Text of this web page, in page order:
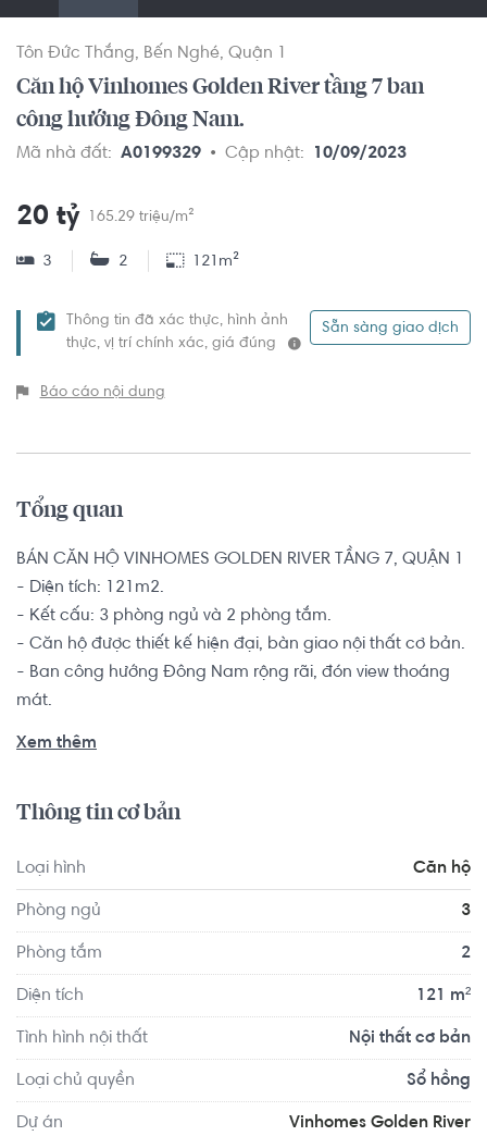
Tôn Đức Thắng Bến Nghé Quận 1
Căn hộ Vinhomes Golden River tầng 7 ban
công hướng Đông Nam.
Mã nhà đất: A0199329 Cập nhật: 10/09/2023
20 tỷ 165.29 triệu/m²
3 2 121m²
Thông tin đã xác thực, hình ảnh
thực, vị trí chính xác, giá đúng
Sẵn sàng giao dịch
Báo cáo nội dung
Tổng quan
BÁN CĂN HỘ VINHOMES GOLDEN RIVER TẦNG 7, QUẬN 1
- Diện tích: 121m2.
- Kết cấu: 3 phòng ngủ và 2 phòng tắm.
- Căn hộ được thiết kế hiện đại, bàn giao nội thất cơ bản.
- Ban công hướng Đông Nam rộng rãi, đón view thoáng
mát.
nhưng vẫn đủ riêng tư, có nhiều không gian hơn để thỏa
Vinhomes Golden River được đầu tư hệ thống hạ tầng tiện
thao, bể bơi, sân chơi trẻ em, hầm gửi xe thông minh,
sảnh lounge, khu Club-house, hệ thống giáo dục chất
sát 24/7 đảm bảo an toàn tuyệt đối cho cư dân. Trong
tương lai gần, ga ngầm Ba Son của tuyến Metro Bến
năng di chuyển càng thuận tiện cho cư dân nơi đây.
Xem thêm
Thông tin cơ bản
Loại hình Căn hộ
Phòng ngủ 3
Phòng tắm 2
Diện tích 121 m²
Tình hình nội thất Nội thất cơ bản
Loại chủ quyền Sổ hồng
Dự án Vinhomes Golden River